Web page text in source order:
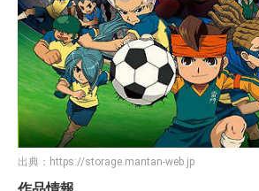
出典： https://storage.mantan-web.jp